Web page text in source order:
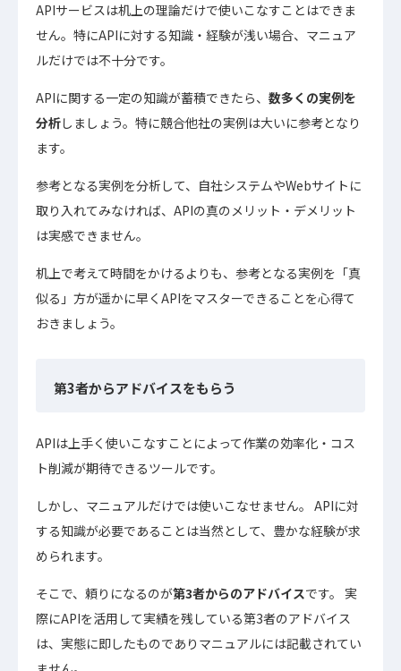
APIサービスは机上の理論だけで使いこなすことはできま
せん。特にAPIに対する知識・経験が浅い場合、マニュア
ルだけでは不十分です。
APIに関する一定の知識が蓄積できたら、 数多くの実例を
分析しましょう。特に競合他社の実例は大いに参考となり
ます。
参考となる実例を分析して、自社システムやWebサイトに
取り入れてみなければ、APIの真のメリット・デメリット
は実感できません。
机上で考えて時間をかけるよりも、参考となる実例を「真
似る」方が遥かに早くAPIをマスターできることを心得て
おきましょう。
第3者からアドバイスをもらう
APIは上手く使いこなすことによって作業の効率化・コス
ト削減が期待できるツールです。
しかし、マニュアルだけでは使いこなせません。 APIに対
する知識が必要であることは当然として、豊かな経験が求
められます。
そこで、頼りになるのが第3者からのアドバイスです。 実
際にAPIを活用して実績を残している第3者のアドバイス
は、実態に即したものでありマニュアルには記載されてい